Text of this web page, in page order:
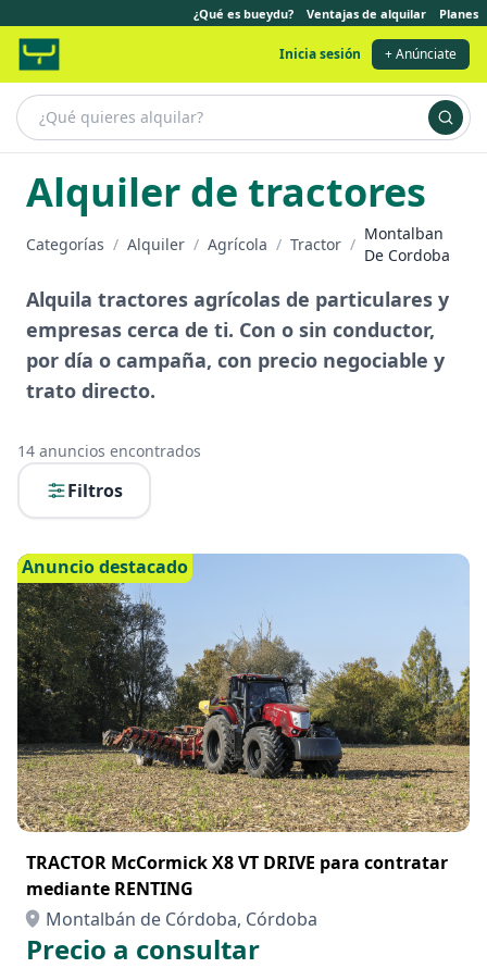
¿Qué es bueydu? Ventajas de alquilar Planes
Inicia sesión + Anúnciate
Alquiler de tractores
Categorías / Alquiler / Agrícola / Tractor /
Montalban
De Cordoba
Alquila tractores agrícolas de particulares y
empresas cerca de ti. Con o sin conductor,
por día o campaña, con precio negociable y
trato directo.
14 anuncios encontrados
Filtros
Anuncio destacado
TRACTOR McCormick X8 VT DRIVE para contratar
mediante RENTING
Montalbán de Córdoba, Córdoba
Precio a consultar